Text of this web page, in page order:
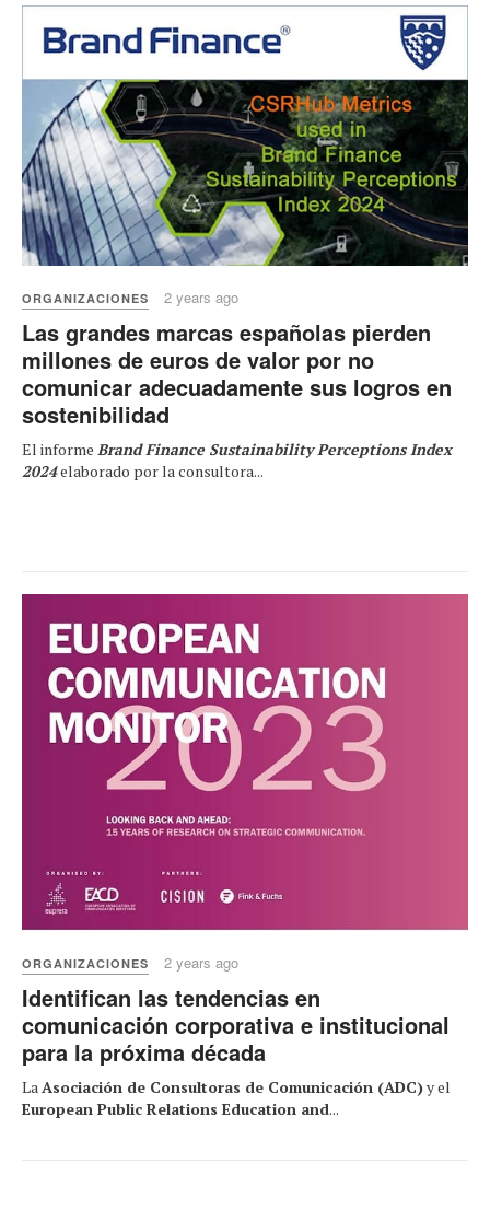
ORGANIZACIONES 2 years ago
Las grandes marcas españolas pierden
millones de euros de valor por no
comunicar adecuadamente sus logros en
sostenibilidad
El informe Brand Finance Sustainability Perceptions Index
2024elaborado por la consultora...
ORGANIZACIONES 2 years ago
Identifican las tendencias en
comunicación corporativa e institucional
para la próxima década
LaAsociación de Consultoras de Comunicación (ADC)y el
European Public Relations Education and...